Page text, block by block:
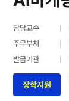
담당교수
주무부처
발급기관
장학지원